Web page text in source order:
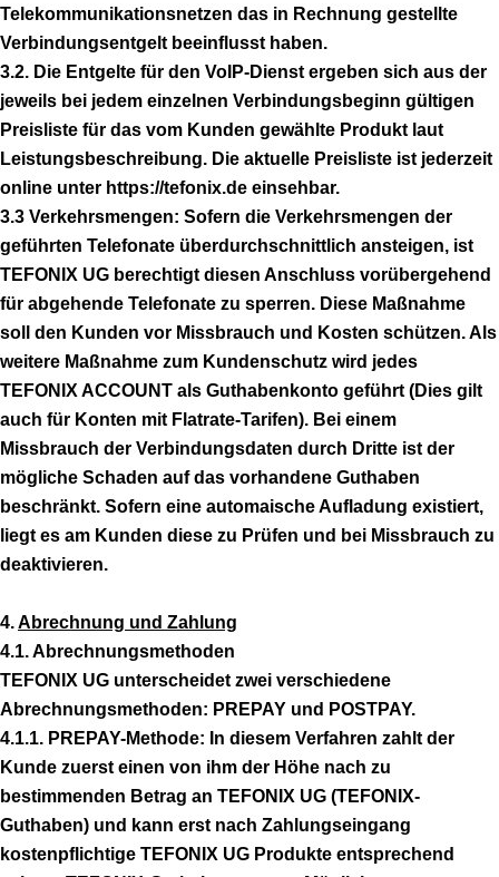
Telekommunikationsnetzen das in Rechnung gestellte
Verbindungsentgelt beeinflusst haben.
3.2. Die Entgelte für den VoIP-Dienst ergeben sich aus der
jeweils bei jedem einzelnen Verbindungsbeginn gültigen
Preisliste für das vom Kunden gewählte Produkt laut
Leistungsbeschreibung. Die aktuelle Preisliste ist jederzeit
online unter https://tefonix.de einsehbar.
3.3 Verkehrsmengen: Sofern die Verkehrsmengen der
geführten Telefonate überdurchschnittlich ansteigen, ist
TEFONIX UG berechtigt diesen Anschluss vorübergehend
für abgehende Telefonate zu sperren. Diese Maßnahme
soll den Kunden vor Missbrauch und Kosten schützen. Als
weitere Maßnahme zum Kundenschutz wird jedes
TEFONIX ACCOUNT als Guthabenkonto geführt (Dies gilt
auch für Konten mit Flatrate-Tarifen). Bei einem
Missbrauch der Verbindungsdaten durch Dritte ist der
mögliche Schaden auf das vorhandene Guthaben
beschränkt. Sofern eine automaische Aufladung existiert,
liegt es am Kunden diese zu Prüfen und bei Missbrauch zu
deaktivieren.
4.Abrechnung und Zahlung
4.1. Abrechnungsmethoden
TEFONIX UG unterscheidet zwei verschiedene
Abrechnungsmethoden: PREPAY und POSTPAY.
4.1.1. PREPAY-Methode: In diesem Verfahren zahlt der
Kunde zuerst einen von ihm der Höhe nach zu
bestimmenden Betrag an TEFONIX UG (TEFONIX-
Guthaben) und kann erst nach Zahlungseingang
kostenpflichtige TEFONIX UG Produkte entsprechend